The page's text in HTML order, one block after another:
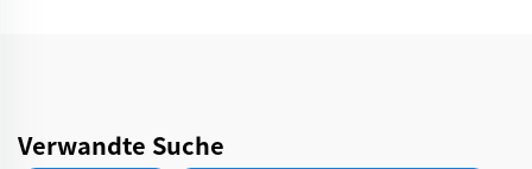
Verwandte Suche